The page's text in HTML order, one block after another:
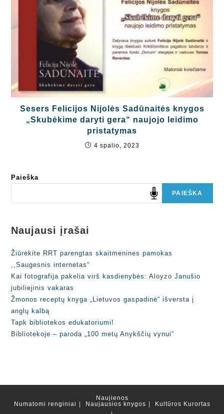
Sesers Felicijos Nijolės Sadūnaitės knygos
„Skubėkime daryti gera“ naujojo leidimo
pristatymas
4 spalio, 2023
Paieška
PAIEŠKA
Naujausi įrašai
Žiūrėkite RRT parengtas skaitmenines pamokas
,,Saugesnis internetas“
Kai fotografija pakelia virš kasdienybės: Aloyzo Janušio
jubiliejinis vakaras
Žmonos receptų knyga „Lietuvos gaspadinė“ išversta į
anglų kalbą
Tapk bibliotekos edukatoriumi!
Bibliotekoje – paroda „100 metų Anykščių vynui“
Naujienos
Numatomi renginiai
Naujausios knygos Kultūros Kurortas